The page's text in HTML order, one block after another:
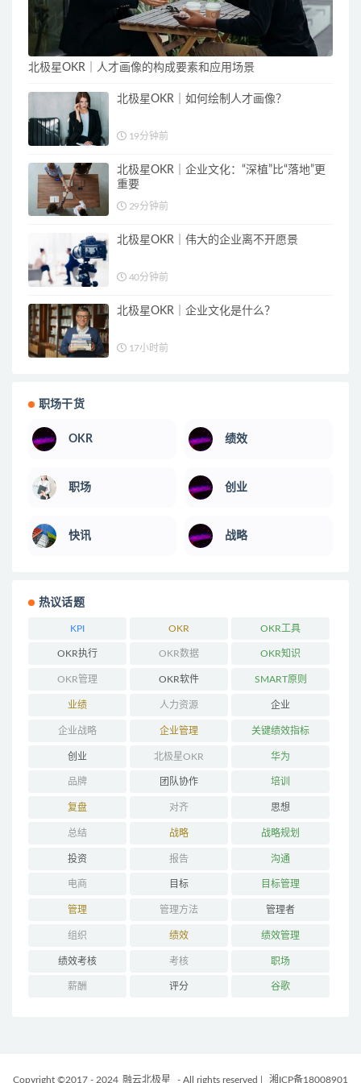
北极星OKR｜人才画像的构成要素和应用场景
北极星OKR｜如何绘制人才画像？
19分钟前
北极星OKR｜企业文化：“深植”比“落地”更
重要
29分钟前
北极星OKR｜伟大的企业离不开愿景
40分钟前
北极星OKR｜企业文化是什么？
17小时前
职场干货
OKR 绩效
职场 创业
快讯 战略
热议话题
KPI OKR OKR工具
OKR执行 OKR数据 OKR知识
OKR管理 OKR软件 SMART原则
业绩 人力资源 企业
企业战略 企业管理 关键绩效指标
创业 北极星OKR 华为
品牌 团队协作 培训
复盘 对齐 思想
总结 战略 战略规划
投资 报告 沟通
电商 目标 目标管理
管理 管理方法 管理者
组织 绩效 绩效管理
绩效考核 考核 职场
薪酬 评分 谷歌
Copyright ©2017 - 2024 融云北极星 - All rights reserved 湘ICP备18008901